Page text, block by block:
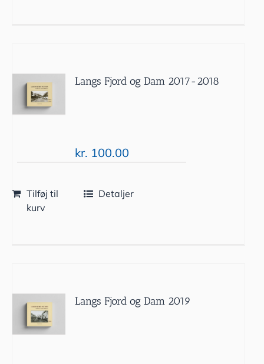
Langs Fjord og Dam 2017-2018
kr. 100.00
Tilføj til
kurv
Detaljer
Langs Fjord og Dam 2019